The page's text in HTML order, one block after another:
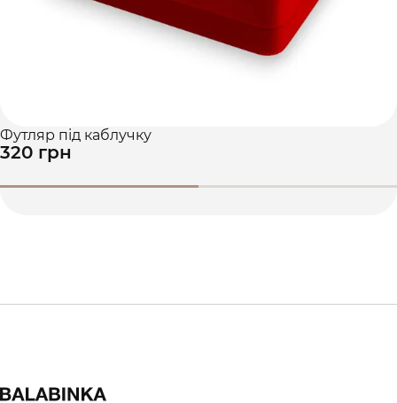
Футляр під каблучку
320 грн